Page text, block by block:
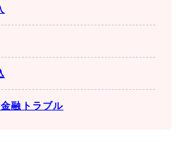
融トラブル